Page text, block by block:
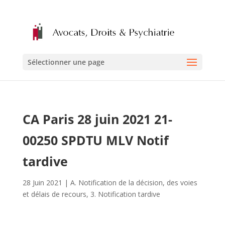
Sélectionner une page
CA Paris 28 juin 2021 21-
00250 SPDTU MLV Notif
tardive
28 Juin 2021 | A. Notification de la décision, des voies
et délais de recours, 3. Notification tardive